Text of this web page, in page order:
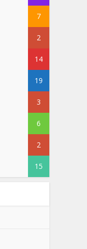
7
2
14
19
3
6
2
15